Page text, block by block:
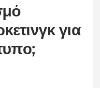
για